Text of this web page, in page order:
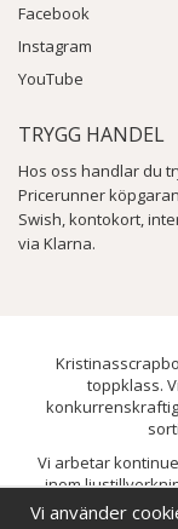
Facebook
Instagram
YouTube
TRYGG HANDEL
Hos oss handlar du
Pricerunner
Swish, kontokort,
via Klarna.
toppklass.
Vi arbetar
inom
pyssel. Målet är att
Vi använder